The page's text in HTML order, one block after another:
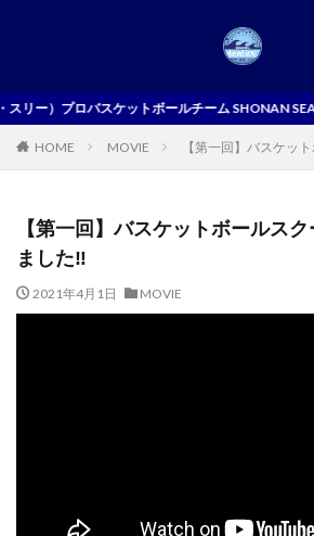
リー）プロバスケットボールチーム SHONAN
HOME MOVIE 【第一回】バスケッ
【第一回】バスケットボールス
ました‼️
2021年4月1日 MOVIE